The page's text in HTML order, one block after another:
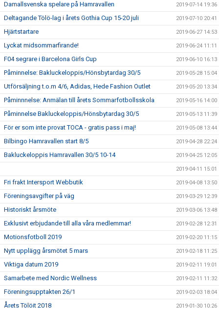
Damallsvenska spelare på Hamravallen 2019-07-14 19:36
Deltagande Tölö-lag i årets Gothia Cup 15-20 juli 2019-07-10 20:41
Hjärtstartare 2019-06-27 14:53
Lyckat midsommarfirande! 2019-06-24 11:11
F04 segrare i Barcelona Girls Cup 2019-06-10 16:13
Påminnelse: Bakluckeloppis/Hönsbytardag 30/5 2019-05-28 15:04
Utförsäljning t.o.m 4/6, Adidas, Hede Fashion Outlet 2019-05-20 13:34
Påminnnelse: Anmälan till årets Sommarfotbollsskola 2019-05-16 14:00
Påminnelse Bakluckeloppis/Hönsbytardag 30/5 2019-05-13 11:39
För er som inte provat TOCA - gratis pass i maj! 2019-05-08 13:44
Bilbingo Hamravallen start 8/5 2019-04-28 22:24
Bakluckeloppis Hamravallen 30/5 10-14 2019-04-25 12:05
2019-04-11 15:01
Fri frakt Intersport Webbutik 2019-04-08 13:50
Föreningsavgifter på väg 2019-03-29 12:39
Historiskt årsmöte 2019-03-06 13:48
Exklusivt erbjudande till alla våra medlemmar! 2019-02-28 12:31
Motionsfotboll 2019 2019-02-20 11:15
Nytt upplägg årsmötet 5 mars 2019-02-18 11:25
Viktiga datum 2019 2019-02-11 19:01
Samarbete med Nordic Wellness 2019-02-11 11:32
Föreningsupptakten 26/1 2019-02-03 18:04
Årets Tölöit 2018 2019-01-30 10:26